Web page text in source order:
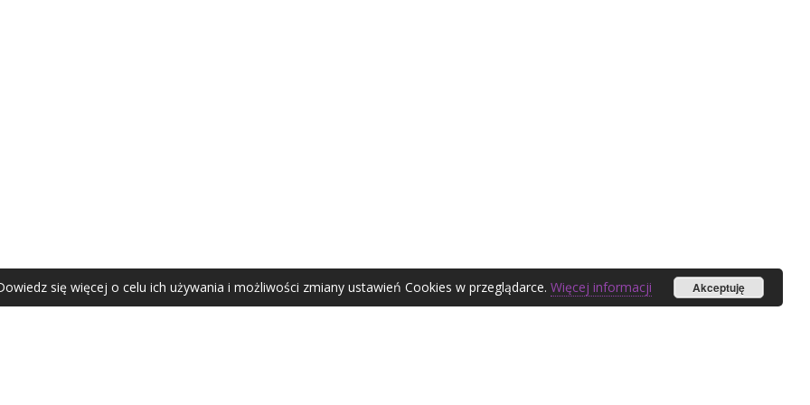
Agata Zubel © 2021
się więcej o celu ich używania i możliwości zmiany ustawień Cookies w przeglądarce. Więcej informacji Akceptuję